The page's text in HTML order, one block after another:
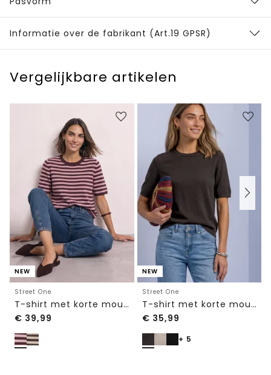
Informatie over de fabrikant (Art.19 GPSR)
Vergelijkbare artikelen
NEW
Street One
T-shirt met korte mouwen, ronde hals en strepen
€ 39,99
NEW
Street One
T-shirt met korte mouwen en ronde hals in effen kleur
€ 35,99
+ 5